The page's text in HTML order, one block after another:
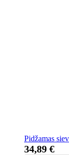
Pidžamas
34,89 €